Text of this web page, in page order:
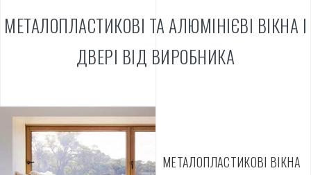
МЕТАЛОПЛАСТИКОВІ ТА АЛЮМІНІЄВІ ВІКНА І
ДВЕРІ ВІД ВИРОБНИКА
MЕТАЛОПЛАСТИКОВІ ВІКНА